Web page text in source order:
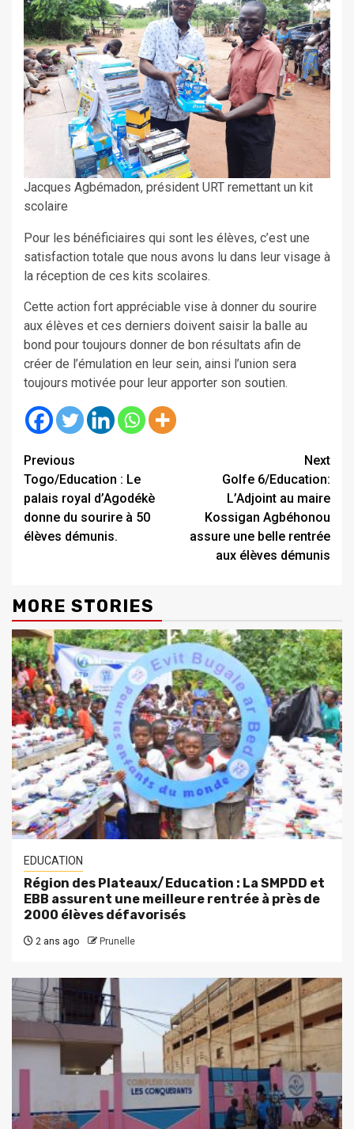
Jacques Agbémadon, président URT remettant un kit
scolaire
Pour les bénéficiaires qui sont les élèves, c’est une
satisfaction totale que nous avons lu dans leur visage à
la réception de ces kits scolaires.
Cette action fort appréciable vise à donner du sourire
aux élèves et ces derniers doivent saisir la balle au
bond pour toujours donner de bon résultats afin de
créer de l’émulation en leur sein, ainsi l’union sera
toujours motivée pour leur apporter son soutien.
Continue
Reading
Previous
Togo/Education : Le
palais royal d’Agodékè
donne du sourire à 50
élèves démunis.
Next
Golfe 6/Education:
L’Adjoint au maire
Kossigan Agbéhonou
assure une belle rentrée
aux élèves démunis
MORE STORIES
EDUCATION
Région des Plateaux/Education : La SMPDD et
EBB assurent une meilleure rentrée à près de
2000 élèves défavorisés
2 ans ago Prunelle